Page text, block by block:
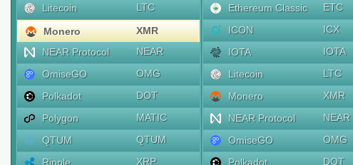
Litecoin
LTC
Monero
XMR
NEAR Protocol
NEAR
OmiseGO
OMG
Polkadot
DOT
Polygon
MATIC
QTUM
QTUM
Ripple
XRP
Ethereum Classic
ETC
ICON
ICX
IOTA
IOTA
Litecoin
LTC
Monero
XMR
NEAR Protocol
NEAR
OmiseGO
OMG
Polkadot
DOT